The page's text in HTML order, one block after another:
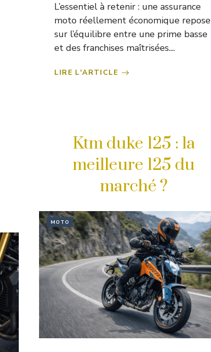
L’essentiel à retenir : une assurance
moto réellement économique repose
sur l’équilibre entre une prime basse
et des franchises maîtrisées....
LIRE L'ARTICLE
Ktm duke 125 : la
meilleure 125 du
marché ?
MOTO